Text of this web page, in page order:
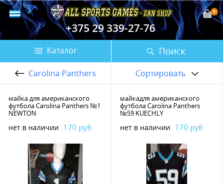
+375 29 339-27-76
Поиск
0
Каталог
Carolina Panthers Сортировать
майка для американского
футбола Carolina Panthers №1
NEWTON
нет в наличии
170 руб
майкадля американского
футбола Carolina Panthers
№59 KUECHLY
нет в наличии
170 руб